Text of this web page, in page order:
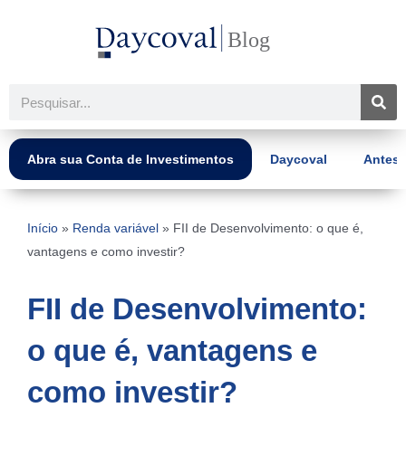
Pesquisar
Abra sua Conta de Investimentos Daycoval Antes
Início » Renda variável » FII de Desenvolvimento: o que é,
vantagens e como investir?
FII de Desenvolvimento:
o que é, vantagens e
como investir?